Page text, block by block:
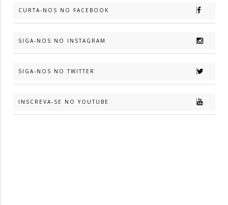
CURTA-NOS NO FACEBOOK
SIGA-NOS NO INSTAGRAM
SIGA-NOS NO TWITTER
INSCREVA-SE NO YOUTUBE